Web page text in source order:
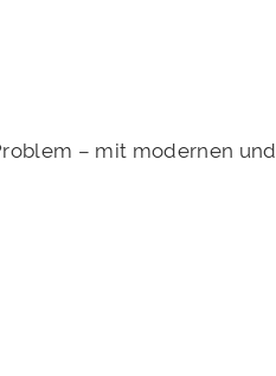
– mit modernen und